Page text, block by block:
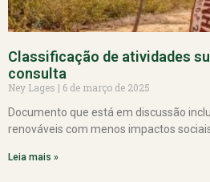
Classificação de atividades
consulta
Ney Lages
6 de março de 2025
Documento que está em discussão
renováveis com menos impactos
Leia mais »